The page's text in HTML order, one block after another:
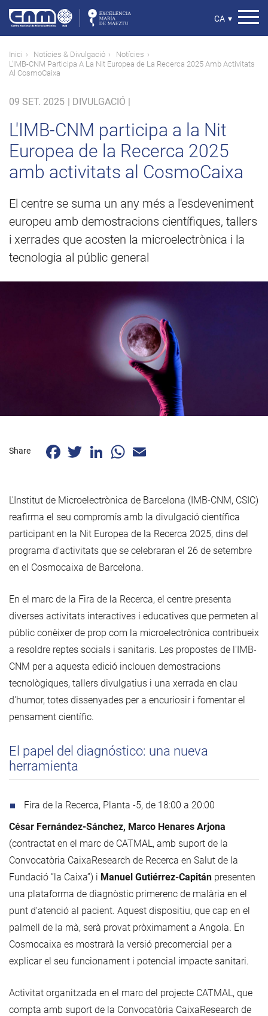
contingut
Select
CA ▾
Fil
d'ariadna
Inici Notícies & Divulgació
Notícies
L'IMB-CNM Participa A La Nit Europea de La Recerca 2025 Amb Activitats
Al CosmoCaixa
09 SET. 2025 | DIVULGACIÓ |
L'IMB-CNM participa a la Nit
Europea de la Recerca 2025
amb activitats al CosmoCaixa
El centre se suma un any més a l'esdeveniment
europeu amb demostracions científiques, tallers
i xerrades que acosten la microelectrònica i la
tecnologia al públic general
Share FacebookTwitterLinkedInWhatsApp
L'Institut de Microelectrònica de Barcelona (IMB-CNM, CSIC)
reafirma el seu compromís amb la divulgació científica
participant en la Nit Europea de la Recerca 2025, dins del
programa d'activitats que se celebraran el 26 de setembre
en el Cosmocaixa de Barcelona.
En el marc de la Fira de la Recerca, el centre presenta
diverses activitats interactives i educatives que permeten al
públic conèixer de prop com la microelectrònica contribueix
a resoldre reptes socials i sanitaris. Les propostes de l'IMB-
CNM per a aquesta edició inclouen demostracions
tecnològiques, tallers divulgatius i una xerrada en clau
d'humor, totes dissenyades per a encuriosir i fomentar el
pensament científic.
El papel del diagnóstico: una nueva
herramienta
Fira de la Recerca, Planta -5, de 18:00 a 20:00
César Fernández-Sánchez, Marco Henares Arjona
(contractat en el marc de CATMAL, amb suport de la
Convocatòria CaixaResearch de Recerca en Salut de la
Fundació ”la Caixa”) i Manuel Gutiérrez-Capitán presenten
una plataforma de diagnòstic primerenc de malària en el
punt d'atenció al pacient. Aquest dispositiu, que cap en el
palmell de la mà, serà provat pròximament a Angola. En
Cosmocaixa es mostrarà la versió precomercial per a
explicar el seu funcionament i potencial impacte sanitari.
Activitat organitzada en el marc del projecte CATMAL, que
compta amb suport de la Convocatòria CaixaResearch de